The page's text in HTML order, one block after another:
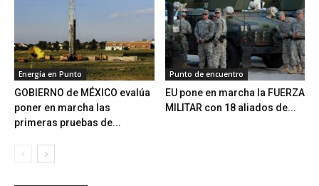
Energía en Punto
GOBIERNO de MÉXICO evalúa
poner en marcha las
primeras pruebas de...
Punto de encuentro
EU pone en marcha la FUERZA
MILITAR con 18 aliados de...